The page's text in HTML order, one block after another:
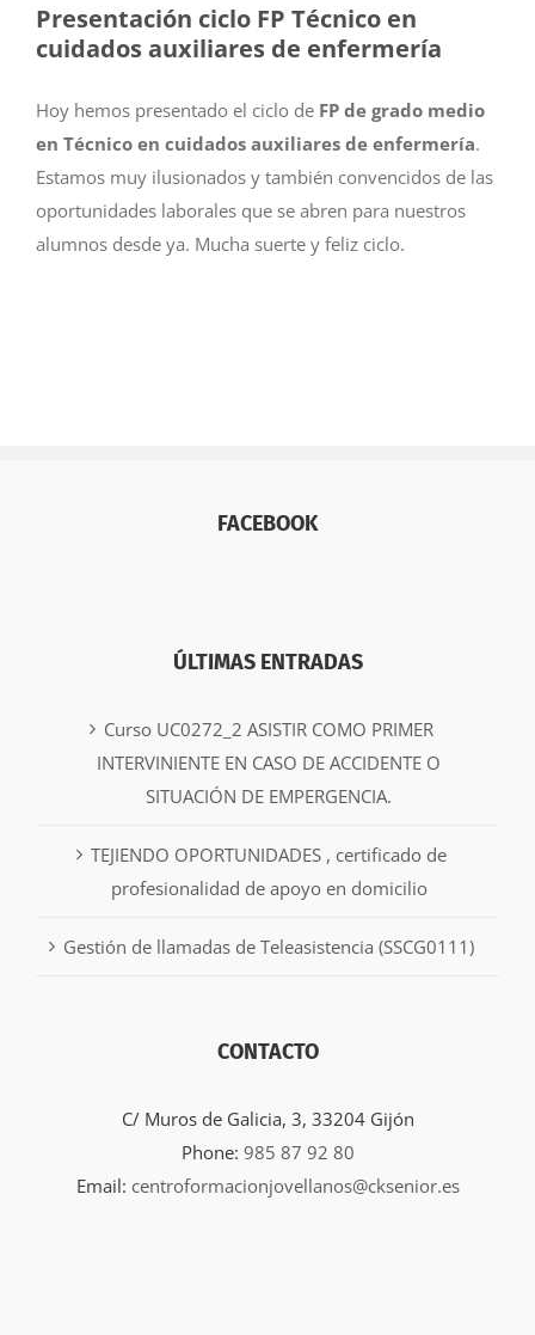
Presentación ciclo FP Técnico en
cuidados auxiliares de enfermería
Hoy hemos presentado el ciclo de FP de grado medio
en Técnico en cuidados auxiliares de enfermería.
Estamos muy ilusionados y también convencidos de las
oportunidades laborales que se abren para nuestros
alumnos desde ya. Mucha suerte y feliz ciclo.
FACEBOOK
ÚLTIMAS ENTRADAS
Curso UC0272_2 ASISTIR COMO PRIMER
INTERVINIENTE EN CASO DE ACCIDENTE O
SITUACIÓN DE EMPERGENCIA.
TEJIENDO OPORTUNIDADES , certificado de
profesionalidad de apoyo en domicilio
Gestión de llamadas de Teleasistencia (SSCG0111)
CONTACTO
C/ Muros de Galicia, 3, 33204 Gijón
Phone: 985 87 92 80
Email: centroformacionjovellanos@cksenior.es